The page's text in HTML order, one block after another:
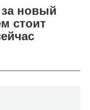
за новый
стоит